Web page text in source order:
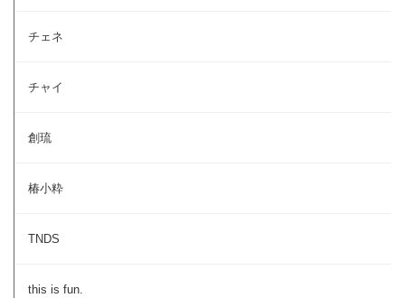
チェネ
チャイ
創琉
椿小粋
TNDS
this is fun.